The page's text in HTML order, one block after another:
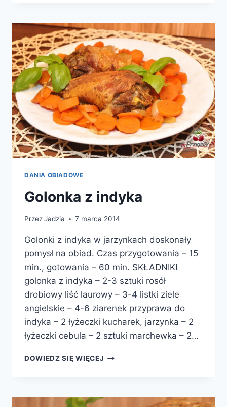
DANIA OBIADOWE
Golonka z indyka
PrzezJadzia 7 marca 2014
Golonki z indyka w jarzynkach doskonały
pomysł na obiad. Czas przygotowania – 15
min., gotowania – 60 min. SKŁADNIKI
golonka z indyka – 2-3 sztuki rosół
drobiowy liść laurowy – 3-4 listki ziele
angielskie – 4-6 ziarenek przyprawa do
indyka – 2 łyżeczki kucharek, jarzynka – 2
łyżeczki cebula – 2 sztuki marchewka – 2…
DOWIEDZ SIĘ WIĘCEJ GOLONKA